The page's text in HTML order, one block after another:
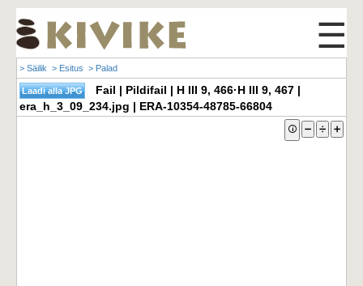
☰
> Säilik > Esitus > Palad
Fail | Pildifail | H III 9, 466·H III 9, 467 |
era_h_3_09_234.jpg | ERA-10354-48785-66804